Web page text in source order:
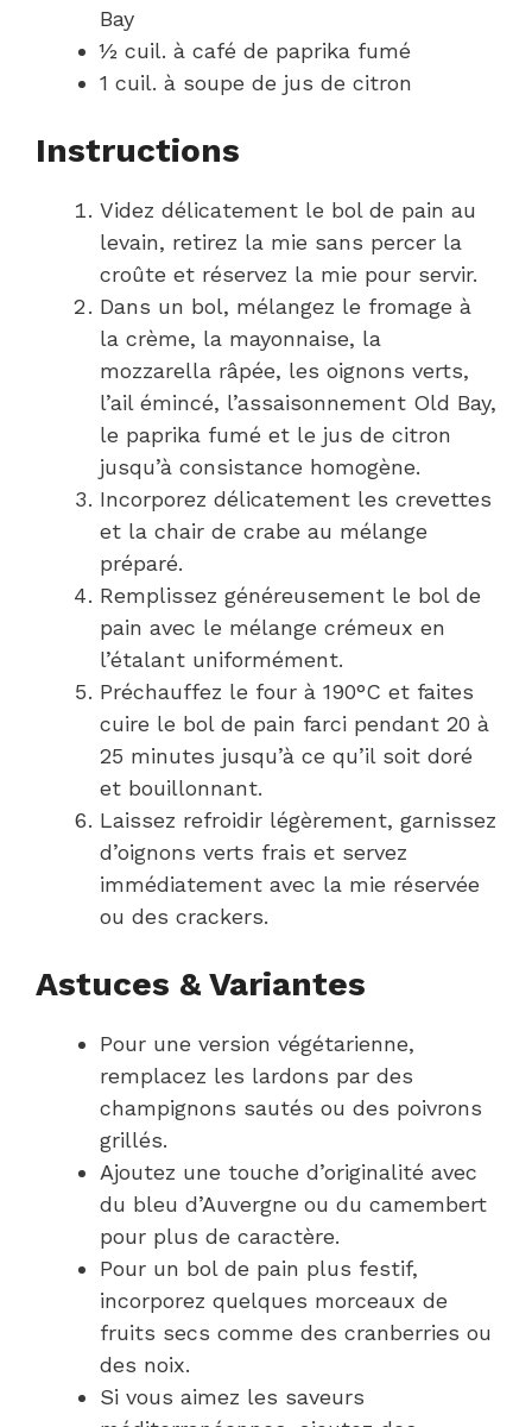
Bay
½ cuil. à café de paprika fumé
1 cuil. à soupe de jus de citron
Instructions
Videz délicatement le bol de pain au
levain, retirez la mie sans percer la
croûte et réservez la mie pour servir.
Dans un bol, mélangez le fromage à
la crème, la mayonnaise, la
mozzarella râpée, les oignons verts,
l’ail émincé, l’assaisonnement Old Bay,
le paprika fumé et le jus de citron
jusqu’à consistance homogène.
Incorporez délicatement les crevettes
et la chair de crabe au mélange
préparé.
Remplissez généreusement le bol de
pain avec le mélange crémeux en
l’étalant uniformément.
Préchauffez le four à 190°C et faites
cuire le bol de pain farci pendant 20 à
25 minutes jusqu’à ce qu’il soit doré
et bouillonnant.
Laissez refroidir légèrement, garnissez
d’oignons verts frais et servez
immédiatement avec la mie réservée
ou des crackers.
Astuces & Variantes
Pour une version végétarienne,
remplacez les lardons par des
champignons sautés ou des poivrons
grillés.
Ajoutez une touche d’originalité avec
du bleu d’Auvergne ou du camembert
pour plus de caractère.
Pour un bol de pain plus festif,
incorporez quelques morceaux de
fruits secs comme des cranberries ou
des noix.
Si vous aimez les saveurs